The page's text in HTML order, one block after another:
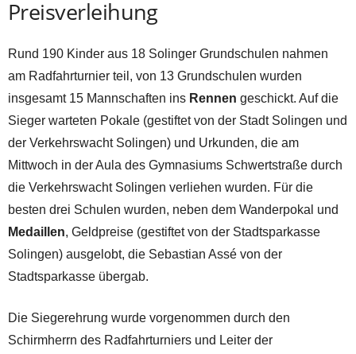
Preisverleihung
Rund 190 Kinder aus 18 Solinger Grundschulen nahmen
am Radfahrturnier teil, von 13 Grundschulen wurden
insgesamt 15 Mannschaften ins Rennen geschickt. Auf die
Sieger warteten Pokale (gestiftet von der Stadt Solingen und
der Verkehrswacht Solingen) und Urkunden, die am
Mittwoch in der Aula des Gymnasiums Schwertstraße durch
die Verkehrswacht Solingen verliehen wurden. Für die
besten drei Schulen wurden, neben dem Wanderpokal und
Medaillen, Geldpreise (gestiftet von der Stadtsparkasse
Solingen) ausgelobt, die Sebastian Assé von der
Stadtsparkasse übergab.
Die Siegerehrung wurde vorgenommen durch den
Schirmherrn des Radfahrturniers und Leiter der